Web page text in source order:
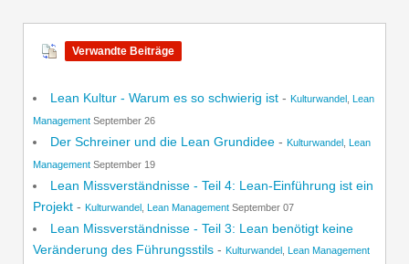
Verwandte Beiträge
Lean Kultur - Warum es so schwierig ist - Kulturwandel Lean
Management September 26
Der Schreiner und die Lean Grundidee - Kulturwandel Lean
Management September 19
Lean Missverständnisse - Teil 4: Lean-Einführung ist ein
Projekt - Kulturwandel Lean Management September 07
Lean Missverständnisse - Teil 3: Lean benötigt keine
Veränderung des Führungsstils - Kulturwandel Lean Management